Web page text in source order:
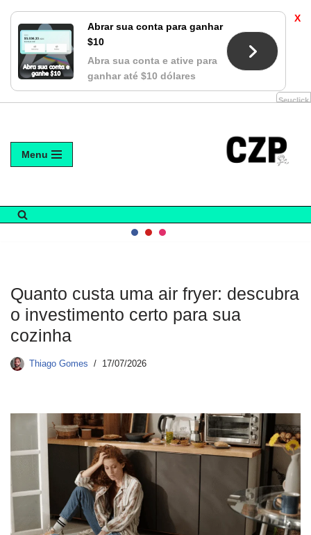
Avançar
para
o
Menu
Quanto custa uma air fryer: descubra
o investimento certo para sua
cozinha
Thiago Gomes 17/07/2026
X
Abrar sua conta para ganhar
$10
Abra sua conta e ative para
ganhar até $10 dólares
Seuclick